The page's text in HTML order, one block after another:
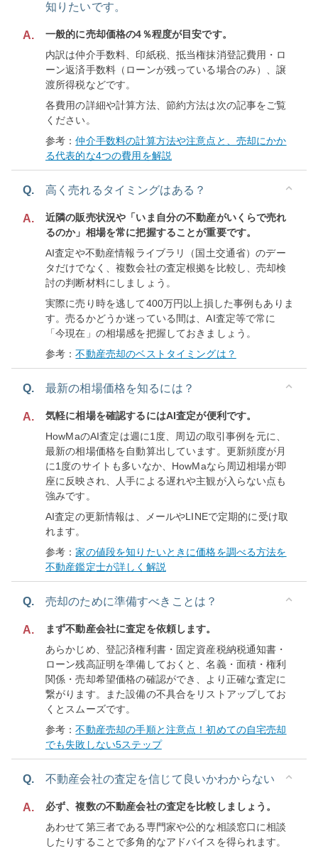
知りたいです。
A.
一般的に売却価格の4％程度が目安です。
内訳は仲介手数料、印紙税、抵当権抹消登記費用・ロ
ーン返済手数料（ローンが残っている場合のみ）、譲
渡所得税などです。
各費用の詳細や計算方法、節約方法は次の記事をご覧
ください。
参考：仲介手数料の計算方法や注意点と、売却にかか
る代表的な4つの費用を解説
Q. 高く売れるタイミングはある？
A.
近隣の販売状況や「いま自分の不動産がいくらで売れ
るのか」相場を常に把握することが重要です。
AI査定や不動産情報ライブラリ（国土交通省）のデー
タだけでなく、複数会社の査定根拠を比較し、売却検
討の判断材料にしましょう。
実際に売り時を逃して400万円以上損した事例もありま
す。売るかどうか迷っている間は、AI査定等で常に
「今現在」の相場感を把握しておきましょう。
参考：不動産売却のベストタイミングは？
Q. 最新の相場価格を知るには？
A.
気軽に相場を確認するにはAI査定が便利です。
HowMaのAI査定は週に1度、周辺の取引事例を元に、
最新の相場価格を自動算出しています。更新頻度が月
に1度のサイトも多いなか、HowMaなら周辺相場が即
座に反映され、人手による遅れや主観が入らない点も
強みです。
AI査定の更新情報は、メールやLINEで定期的に受け取
れます。
参考：家の値段を知りたいときに価格を調べる方法を
不動産鑑定士が詳しく解説
Q. 売却のために準備すべきことは？
A.
まず不動産会社に査定を依頼します。
あらかじめ、登記済権利書・固定資産税納税通知書・
ローン残高証明を準備しておくと、名義・面積・権利
関係・売却希望価格の確認ができ、より正確な査定に
繋がります。また設備の不具合をリストアップしてお
くとスムーズです。
参考：不動産売却の手順と注意点！初めての自宅売却
でも失敗しない5ステップ
Q. 不動産会社の査定を信じて良いかわからない
A.
必ず、複数の不動産会社の査定を比較しましょう。
あわせて第三者である専門家や公的な相談窓口に相談
したりすることで多角的なアドバイスを得られます。